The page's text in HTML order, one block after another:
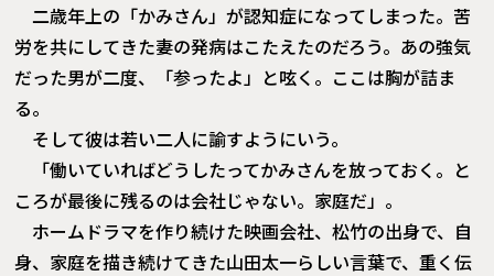
二歳年上の「かみさん」が認知症になってしまった。苦
労を共にしてきた妻の発病はこたえたのだろう。あの強気
だった男が二度、「参ったよ」と呟く。ここは胸が詰ま
る。
そして彼は若い二人に諭すようにいう。
「働いていればどうしたってかみさんを放っておく。と
ころが最後に残るのは会社じゃない。家庭だ」。
ホームドラマを作り続けた映画会社、松竹の出身で、自
身、家庭を描き続けてきた山田太一らしい言葉で、重く伝